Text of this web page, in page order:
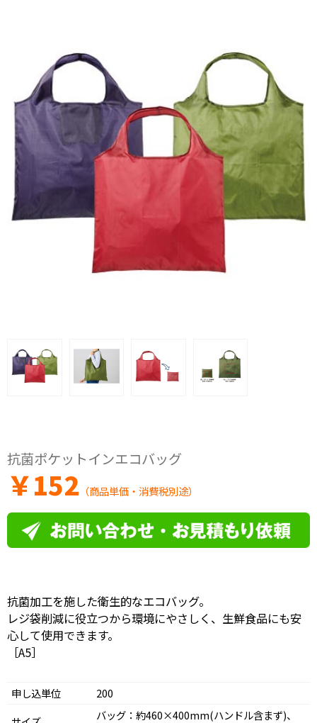
抗菌ポケットインエコバッグ
￥152 （商品単価・消費税別途）
抗菌加工を施した衛生的なエコバッグ。
レジ袋削減に役立つから環境にやさしく、生鮮食品にも安
心して使用できます。
［A5］
申し込単位
200
バッグ：約460×400mm(ハンドル含まず)、